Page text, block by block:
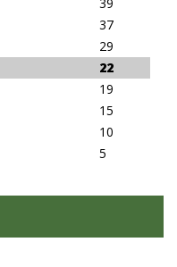
37
29
22
19
15
10
5